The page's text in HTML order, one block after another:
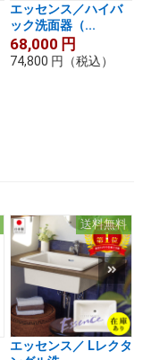
エッセンス／ハイバ
ック洗面器（...
68,000 円
74,800 円 （税込）
送料無料
エッセンス／ Lレクタ